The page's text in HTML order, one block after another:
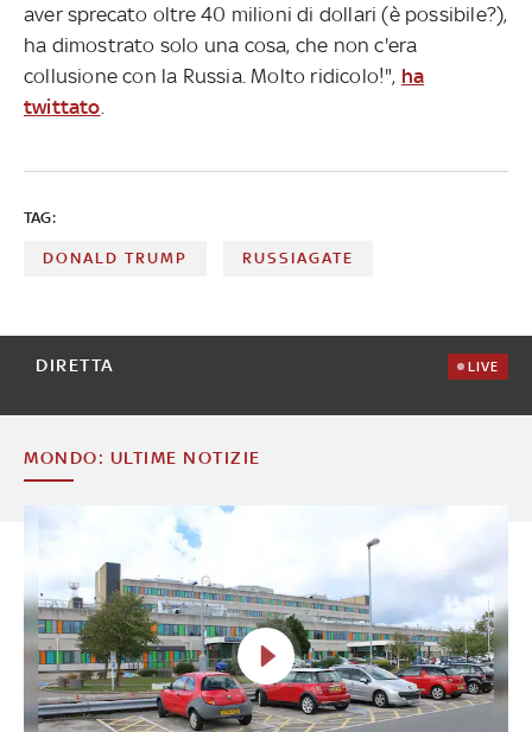
aver sprecato oltre 40 milioni di dollari (è possibile?),
ha dimostrato solo una cosa, che non c'era
collusione con la Russia. Molto ridicolo!", ha
twittato
TAG:
DONALD TRUMP RUSSIAGATE
DIRETTA LIVE
MONDO: ULTIME NOTIZIE